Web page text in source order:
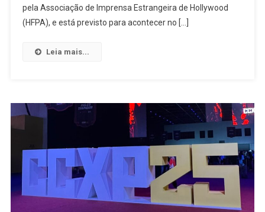
Evento
Oficial
pela Associação de Imprensa Estrangeira de Hollywood
(HFPA), e está previsto para acontecer no […]
Leia mais...